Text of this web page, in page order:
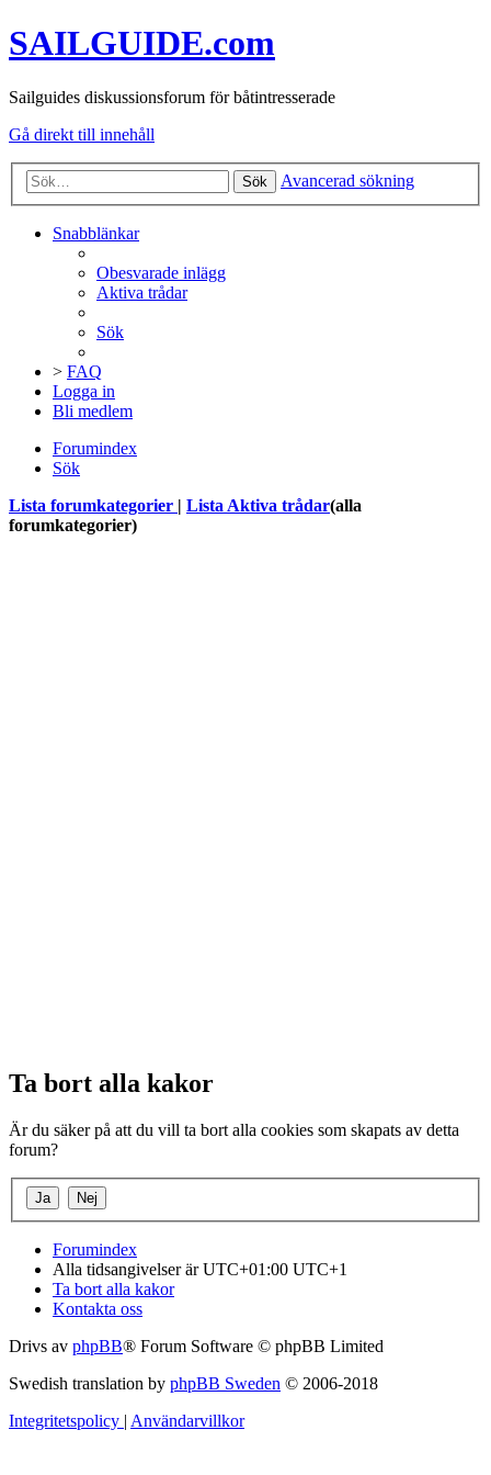
SAILGUIDE.com
Sailguides diskussionsforum för båtintresserade
Gå direkt till innehåll
Sök Avancerad sökning
Snabblänkar
Obesvarade inlägg
Aktiva trådar
Sök
> FAQ
Logga in
Bli medlem
Forumindex
Sök
Lista forumkategorier
Lista Aktiva trådar(alla
forumkategorier)
Ta bort alla kakor
Är du säker på att du vill ta bort alla cookies som skapats av detta
forum?
Forumindex
Alla tidsangivelser är UTC+01:00 UTC+1
Ta bort alla kakor
Kontakta oss
Drivs av phpBB® Forum Software © phpBB Limited
Swedish translation by phpBB Sweden © 2006-2018
Integritetspolicy | Användarvillkor